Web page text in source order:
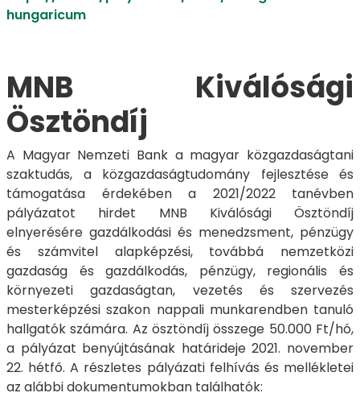
hungaricum
MNB Kiválósági
Ösztöndíj
A Magyar Nemzeti Bank a magyar közgazdaságtani
szaktudás, a közgazdaságtudomány fejlesztése és
támogatása érdekében a 2021/2022 tanévben
pályázatot hirdet MNB Kiválósági Ösztöndíj
elnyerésére gazdálkodási és menedzsment, pénzügy
és számvitel alapképzési, továbbá nemzetközi
gazdaság és gazdálkodás, pénzügy, regionális és
környezeti gazdaságtan, vezetés és szervezés
mesterképzési szakon nappali munkarendben tanuló
hallgatók számára. Az ösztöndíj összege 50.000 Ft/hó,
a pályázat benyújtásának határideje 2021. november
22. hétfő. A részletes pályázati felhívás és mellékletei
az alábbi dokumentumokban találhatók: